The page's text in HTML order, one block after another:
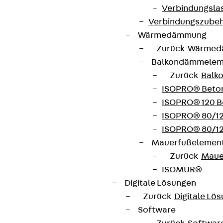
Wärmedämmung
Zurück
Zurück
ISOPRO®
ISOPRO® 120
ISOPRO® 80/
ISOPRO® 80/
Zurück
ISOMUR®
Digitale Lösungen
Zurück Digitale
Software
Partner von Anfang bis Zukunft.